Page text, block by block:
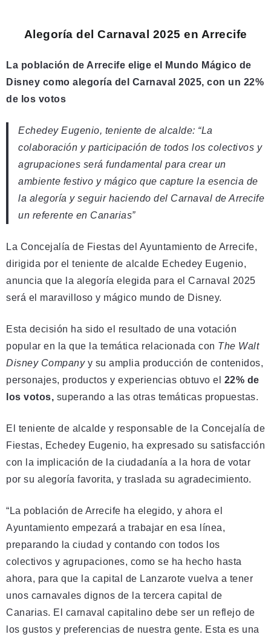
Alegoría del Carnaval 2025 en Arrecife
La población de Arrecife elige el Mundo Mágico de
Disney como alegoría del Carnaval 2025, con un 22%
de los votos
Echedey Eugenio, teniente de alcalde: “La
colaboración y participación de todos los colectivos y
agrupaciones será fundamental para crear un
ambiente festivo y mágico que capture la esencia de
la alegoría y seguir haciendo del Carnaval de Arrecife
un referente en Canarias”
La Concejalía de Fiestas del Ayuntamiento de Arrecife,
dirigida por el teniente de alcalde Echedey Eugenio,
anuncia que la alegoría elegida para el Carnaval 2025
será el maravilloso y mágico mundo de Disney.
Esta decisión ha sido el resultado de una votación
popular en la que la temática relacionada con The Walt
Disney Companyy su amplia producción de contenidos,
personajes, productos y experiencias obtuvo el 22% de
los votos, superando a las otras temáticas propuestas.
El teniente de alcalde y responsable de la Concejalía de
Fiestas, Echedey Eugenio, ha expresado su satisfacción
con la implicación de la ciudadanía a la hora de votar
por su alegoría favorita, y traslada su agradecimiento.
“La población de Arrecife ha elegido, y ahora el
Ayuntamiento empezará a trabajar en esa línea,
preparando la ciudad y contando con todos los
colectivos y agrupaciones, como se ha hecho hasta
ahora, para que la capital de Lanzarote vuelva a tener
unos carnavales dignos de la tercera capital de
Canarias. El carnaval capitalino debe ser un reflejo de
los gustos y preferencias de nuestra gente. Esta es una